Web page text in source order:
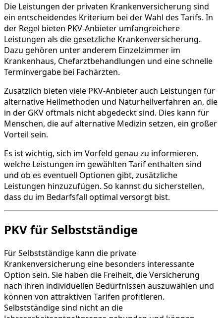
Die Leistungen der privaten Krankenversicherung sind
ein entscheidendes Kriterium bei der Wahl des Tarifs. In
der Regel bieten PKV-Anbieter umfangreichere
Leistungen als die gesetzliche Krankenversicherung.
Dazu gehören unter anderem Einzelzimmer im
Krankenhaus, Chefarztbehandlungen und eine schnelle
Terminvergabe bei Fachärzten.
Zusätzlich bieten viele PKV-Anbieter auch Leistungen für
alternative Heilmethoden und Naturheilverfahren an, die
in der GKV oftmals nicht abgedeckt sind. Dies kann für
Menschen, die auf alternative Medizin setzen, ein großer
Vorteil sein.
Es ist wichtig, sich im Vorfeld genau zu informieren,
welche Leistungen im gewählten Tarif enthalten sind
und ob es eventuell Optionen gibt, zusätzliche
Leistungen hinzuzufügen. So kannst du sicherstellen,
dass du im Bedarfsfall optimal versorgt bist.
PKV für Selbstständige
Für Selbstständige kann die private
Krankenversicherung eine besonders interessante
Option sein. Sie haben die Freiheit, die Versicherung
nach ihren individuellen Bedürfnissen auszuwählen und
können von attraktiven Tarifen profitieren.
Selbstständige sind nicht an die